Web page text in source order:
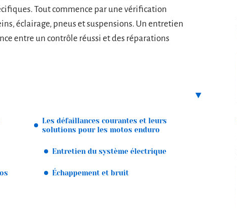
Tout commence par une vérification
éclairage, pneus et suspensions. Un entretien
entre un contrôle réussi et des réparations
Les défaillances courantes et leurs
solutions pour les motos enduro
Entretien du système électrique
Échappement et bruit